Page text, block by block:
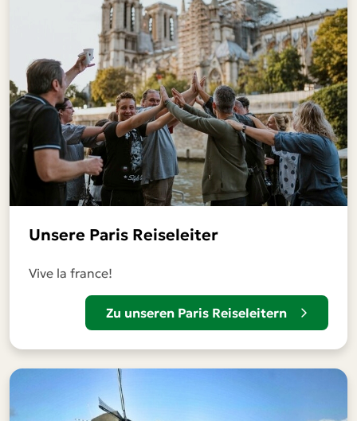
Unsere Paris Reiseleiter
Vive la france!
Zu unseren Paris Reiseleitern